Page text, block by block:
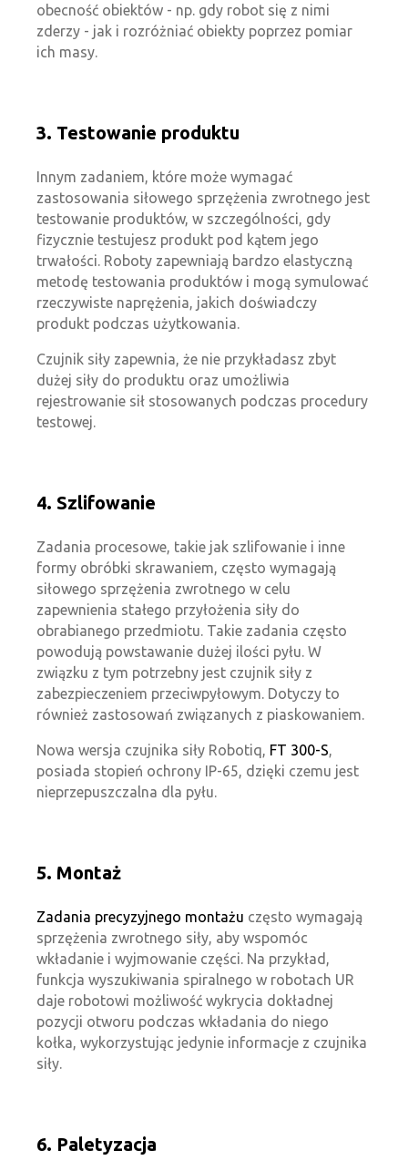
obecność obiektów - np. gdy robot się z nimi
zderzy - jak i rozróżniać obiekty poprzez pomiar
ich masy.
3. Testowanie produktu
Innym zadaniem, które może wymagać
zastosowania siłowego sprzężenia zwrotnego jest
testowanie produktów, w szczególności, gdy
fizycznie testujesz produkt pod kątem jego
trwałości. Roboty zapewniają bardzo elastyczną
metodę testowania produktów i mogą symulować
rzeczywiste naprężenia, jakich doświadczy
produkt podczas użytkowania.
Czujnik siły zapewnia, że nie przykładasz zbyt
dużej siły do produktu oraz umożliwia
rejestrowanie sił stosowanych podczas procedury
testowej.
4. Szlifowanie
Zadania procesowe, takie jak szlifowanie i inne
formy obróbki skrawaniem, często wymagają
siłowego sprzężenia zwrotnego w celu
zapewnienia stałego przyłożenia siły do
obrabianego przedmiotu. Takie zadania często
powodują powstawanie dużej ilości pyłu. W
związku z tym potrzebny jest czujnik siły z
zabezpieczeniem przeciwpyłowym. Dotyczy to
również zastosowań związanych z piaskowaniem.
Nowa wersja czujnika siły Robotiq, FT 300-S,
posiada stopień ochrony IP-65, dzięki czemu jest
nieprzepuszczalna dla pyłu.
5. Montaż
Zadania precyzyjnego montażu często wymagają
sprzężenia zwrotnego siły, aby wspomóc
wkładanie i wyjmowanie części. Na przykład,
funkcja wyszukiwania spiralnego w robotach UR
daje robotowi możliwość wykrycia dokładnej
pozycji otworu podczas wkładania do niego
kołka, wykorzystując jedynie informacje z czujnika
siły.
6. Paletyzacja